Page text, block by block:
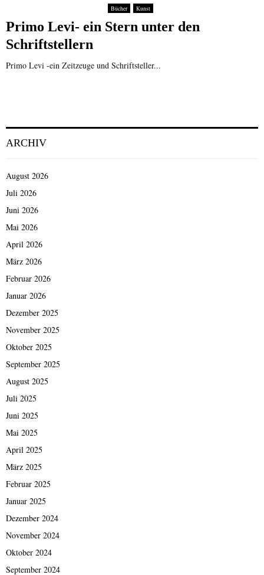
Bücher Kunst
Primo Levi- ein Stern unter den
Schriftstellern
Primo Levi -ein Zeitzeuge und Schriftsteller...
ARCHIV
August 2026
Juli 2026
Juni 2026
Mai 2026
April 2026
März 2026
Februar 2026
Januar 2026
Dezember 2025
November 2025
Oktober 2025
September 2025
August 2025
Juli 2025
Juni 2025
Mai 2025
April 2025
März 2025
Februar 2025
Januar 2025
Dezember 2024
November 2024
Oktober 2024
September 2024